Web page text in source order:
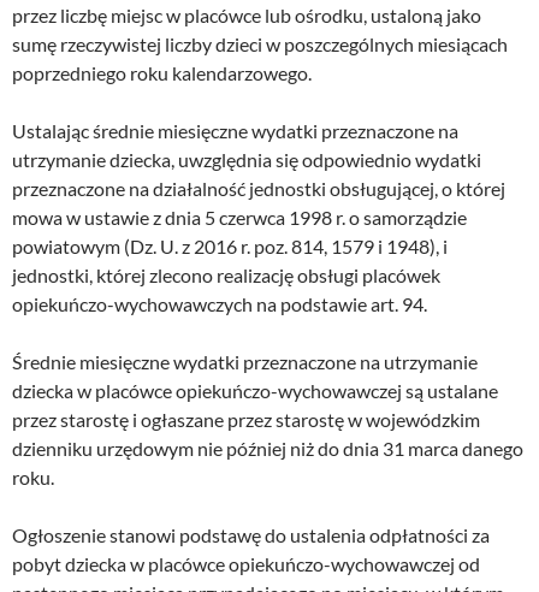
przez liczbę miejsc w placówce lub ośrodku, ustaloną jako
sumę rzeczywistej liczby dzieci w poszczególnych miesiącach
poprzedniego roku kalendarzowego.
Ustalając średnie miesięczne wydatki przeznaczone na
utrzymanie dziecka, uwzględnia się odpowiednio wydatki
przeznaczone na działalność jednostki obsługującej, o której
mowa w ustawie z dnia 5 czerwca 1998 r. o samorządzie
powiatowym (Dz. U. z 2016 r. poz. 814, 1579 i 1948), i
jednostki, której zlecono realizację obsługi placówek
opiekuńczo-wychowawczych na podstawie art. 94.
Średnie miesięczne wydatki przeznaczone na utrzymanie
dziecka w placówce opiekuńczo-wychowawczej są ustalane
przez starostę i ogłaszane przez starostę w wojewódzkim
dzienniku urzędowym nie później niż do dnia 31 marca danego
roku.
Ogłoszenie stanowi podstawę do ustalenia odpłatności za
pobyt dziecka w placówce opiekuńczo-wychowawczej od